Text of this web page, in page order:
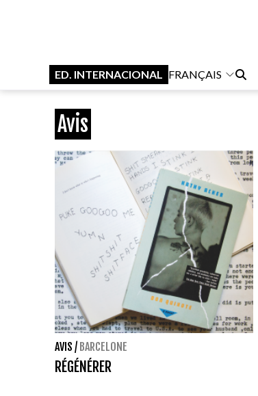
ED. INTERNACIONAL FRANÇAIS
Avis
AVIS / BARCELONE
RÉGÉNÉRER